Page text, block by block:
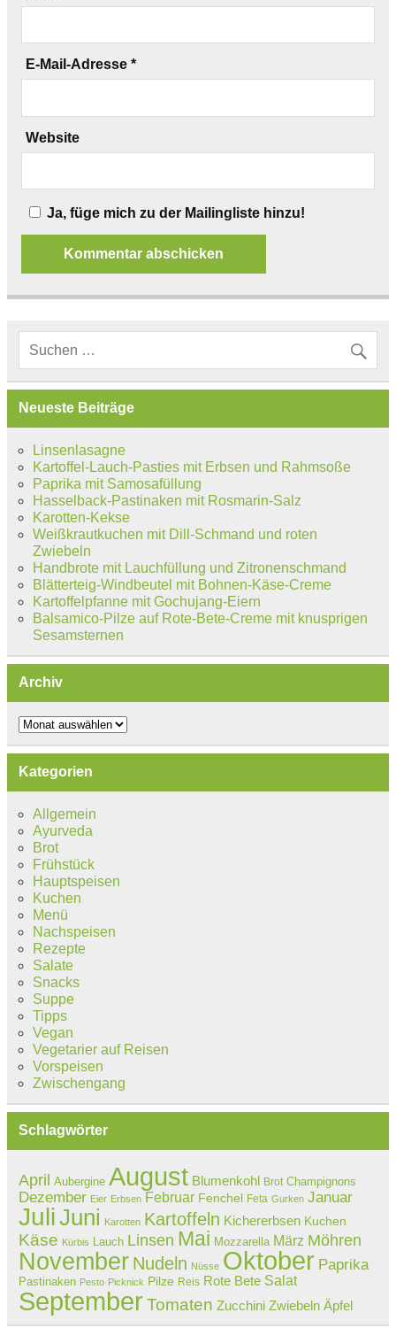
E-Mail-Adresse *
Website
Ja, füge mich zu der Mailingliste hinzu!
Neueste Beiträge
Linsenlasagne
Kartoffel-Lauch-Pasties mit Erbsen und Rahmsoße
Paprika mit Samosafüllung
Hasselback-Pastinaken mit Rosmarin-Salz
Karotten-Kekse
Weißkrautkuchen mit Dill-Schmand und roten
Zwiebeln
Handbrote mit Lauchfüllung und Zitronenschmand
Blätterteig-Windbeutel mit Bohnen-Käse-Creme
Kartoffelpfanne mit Gochujang-Eiern
Balsamico-Pilze auf Rote-Bete-Creme mit knusprigen
Sesamsternen
Archiv
Archiv
Kategorien
Allgemein
Ayurveda
Brot
Frühstück
Hauptspeisen
Kuchen
Menü
Nachspeisen
Rezepte
Salate
Snacks
Suppe
Tipps
Vegan
Vegetarier auf Reisen
Vorspeisen
Zwischengang
Schlagwörter
April Aubergine August Blumenkohl Brot Champignons
Dezember Eier Erbsen Februar Fenchel Feta Gurken Januar
JuliJuni Karotten Kartoffeln Kichererbsen Kuchen
Käse Kürbis Lauch Linsen Mai Mozzarella März Möhren
November Nudeln Nüsse Oktober Paprika
Pastinaken Pesto Picknick Pilze Reis Rote Bete Salat
September Tomaten Zucchini Zwiebeln Äpfel